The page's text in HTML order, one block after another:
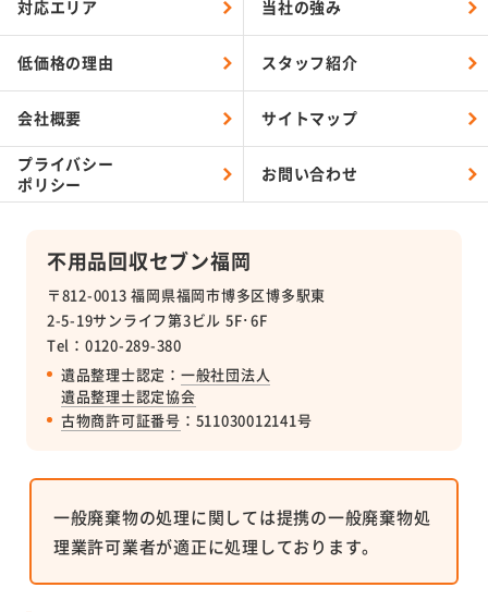
不用品回収セブン福岡
〒812-0013 福岡県福岡市博多区博多駅東
2-5-19サンライフ第3ビル 5F･6F
Tel：0120-289-380
遺品整理士認定： 一般社団法人
遺品整理士認定協会
古物商許可証番号 ：511030012141号
対応エリア 当社の強み
低価格の理由 スタッフ紹介
会社概要 サイトマップ
プライバシー
ポリシー
お問い合わせ
一般廃棄物の処理に関しては提携の一般廃棄物処
理業許可業者が適正に処理しております。